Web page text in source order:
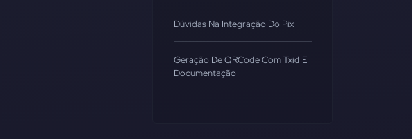
Dúvidas Na Integração Do Pix
Geração De QRCode Com Txid E
Documentação